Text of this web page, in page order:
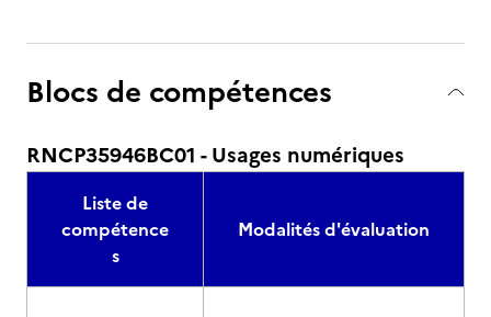
Blocs de compétences
RNCP35946BC01 - Usages numériques
Liste de
compétence
s
Modalités d'évaluation